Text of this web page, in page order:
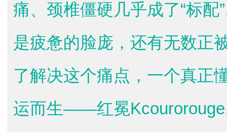
痛、颈椎僵硬几乎成了“标
是疲惫的脸庞，还有无数正
了解决这个痛点，一个真正
运而生——红冕Kcourorouge